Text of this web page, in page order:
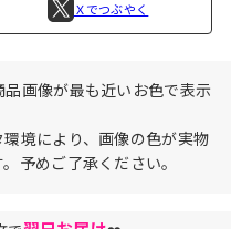
Ｘでつぶやく
画像が最も近いお色で表示
境により、画像の色が実物
予めご了承ください。